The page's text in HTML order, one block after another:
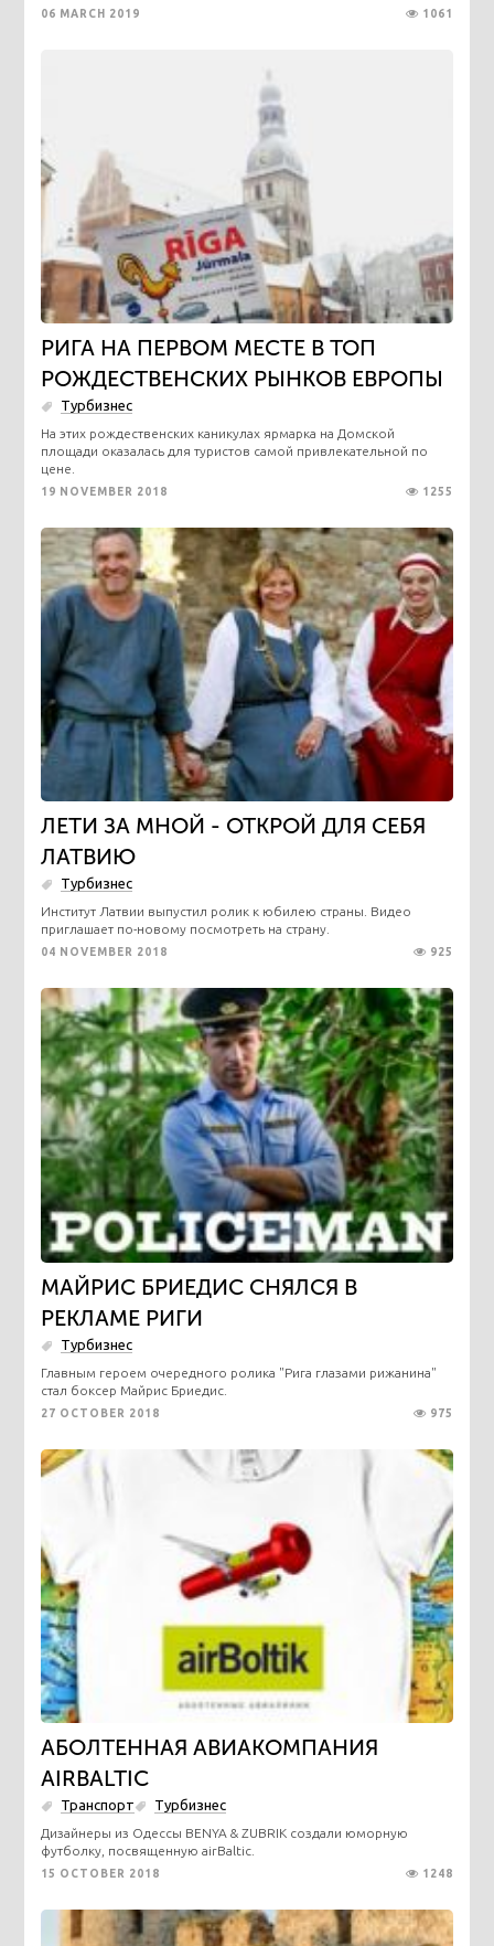
06 MARCH 2019 1061
РИГА НА ПЕРВОМ МЕСТЕ В ТОП
РОЖДЕСТВЕНСКИХ РЫНКОВ ЕВРОПЫ
Турбизнес
На этих рождественских каникулах ярмарка на Домской
площади оказалась для туристов самой привлекательной по
цене.
19 NOVEMBER 2018 1255
ЛЕТИ ЗА МНОЙ - ОТКРОЙ ДЛЯ СЕБЯ
ЛАТВИЮ
Турбизнес
Институт Латвии выпустил ролик к юбилею страны. Видео
приглашает по-новому посмотреть на страну.
04 NOVEMBER 2018 925
МАЙРИС БРИЕДИС СНЯЛСЯ В
РЕКЛАМЕ РИГИ
Турбизнес
Главным героем очередного ролика "Рига глазами рижанина"
стал боксер Майрис Бриедис.
27 OCTOBER 2018 975
АБОЛТЕННАЯ АВИАКОМПАНИЯ
AIRBALTIC
Транспорт Турбизнес
Дизайнеры из Одессы BENYA & ZUBRIK создали юморную
футболку, посвященную airBaltic.
15 OCTOBER 2018 1248